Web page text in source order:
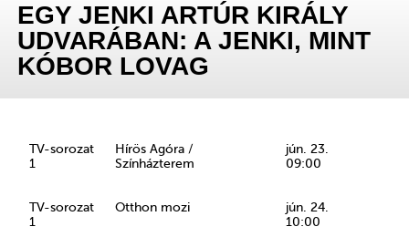
EGY JENKI ARTÚR KIRÁLY
UDVARÁBAN: A JENKI, MINT
KÓBOR LOVAG
TV-sorozat
1
Hírös Agóra /
Színházterem
jún. 23.
09:00
TV-sorozat
1
Otthon mozi
jún. 24.
10:00